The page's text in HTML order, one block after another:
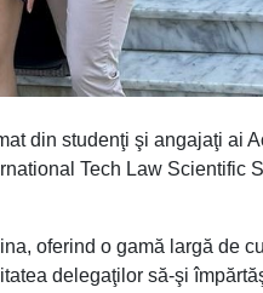
din studenţi şi angajaţi ai
Tech Law Scientific
oferind o gamă largă de
delegaţilor să-şi